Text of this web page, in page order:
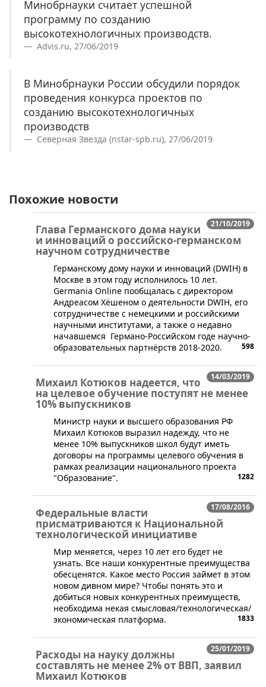
Минобрнауки считает успешной
программу по созданию
высокотехнологичных производств.
Advis.ru, 27/06/2019
В Минобрнауки России обсудили порядок
проведения конкурса проектов по
созданию высокотехнологичных
производств
Северная Звезда (nstar-spb.ru), 27/06/2019
Похожие новости
21/10/2019
Глава Германского дома науки
и инноваций о российско-германском
научном сотрудничестве
​Германскому дому науки и инноваций (DWIH) в
Москве в этом году исполнилось 10 лет.
Germania Online пообщалась с директором
Андреасом Хёшеном о деятельности DWIH, его
сотрудничестве с немецкими и российскими
научными институтами, а также о недавно
начавшемся Германо-Российском годе научно-
образовательных партнёрств 2018-2020.
598
14/03/2019
Михаил Котюков надеется, что
на целевое обучение поступят не менее
10% выпускников
​Министр науки и высшего образования РФ
Михаил Котюков выразил надежду, что не
менее 10% выпускников школ будут иметь
договоры на программы целевого обучения в
рамках реализации национального проекта
"Образование".
1282
17/08/2016
Федеральные власти
присматриваются к Национальной
технологической инициативе
​Мир меняется, через 10 лет его будет не
узнать. Все наши конкурентные преимущества
обесценятся. Какое место Россия займет в этом
новом дивном мире? Чтобы понять это и
добиться новых конкурентных преимуществ,
необходима некая смысловая/технологическая/
экономическая платформа.
1833
25/01/2019
Расходы на науку должны
составлять не менее 2% от ВВП, заявил
Михаил Котюков